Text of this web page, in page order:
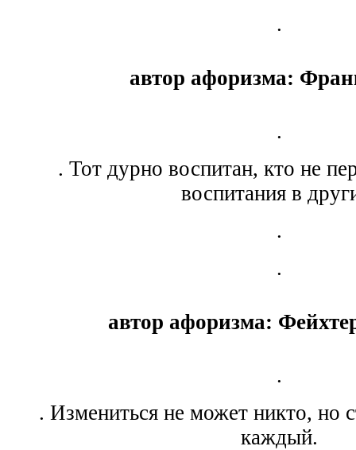
.
автор афоризма:
.
. Тот дурно воспитан, кто не
воспитания в
.
.
автор афоризма:
.
. Измениться не может никто, но
каждый.